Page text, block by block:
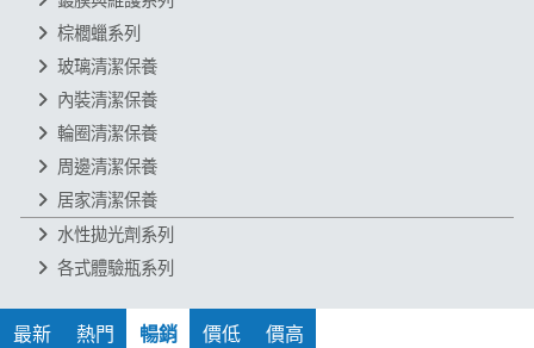
棕櫚蠟系列
玻璃清潔保養
內裝清潔保養
輪圈清潔保養
周邊清潔保養
居家清潔保養
水性拋光劑系列
各式體驗瓶系列
最新 熱門 暢銷 價低 價高